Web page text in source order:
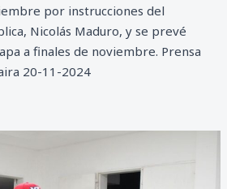
por instrucciones del
Nicolás Maduro, y se prevé
a finales de noviembre. Prensa
20-11-2024